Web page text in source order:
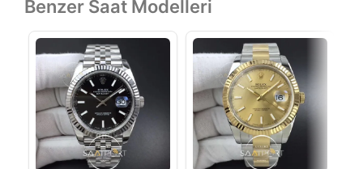
Benzer Saat Modelleri